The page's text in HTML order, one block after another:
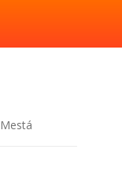
Mestá